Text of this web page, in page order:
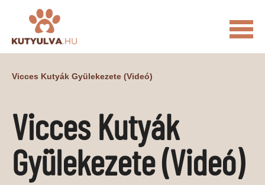
KUTYULVA – HÍREK
CUKI ÉLETKÉPEK NÖVÉNYEK
ÁLLATI
Vicces Kutyák Gyülekezete (videó)
Vicces Kutyák
Gyülekezete (videó)